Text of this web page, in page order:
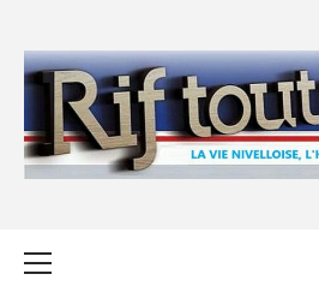
content